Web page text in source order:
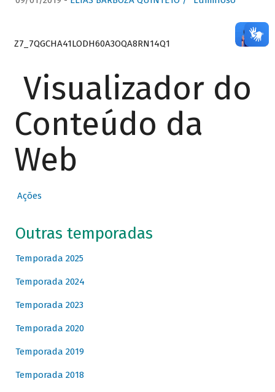
Z7_7QGCHA41LODH60A3OQA8RN14Q1
Visualizador do
Conteúdo da
Web
Ações
Outras temporadas
Temporada 2025
Temporada 2024
Temporada 2023
Temporada 2020
Temporada 2019
Temporada 2018